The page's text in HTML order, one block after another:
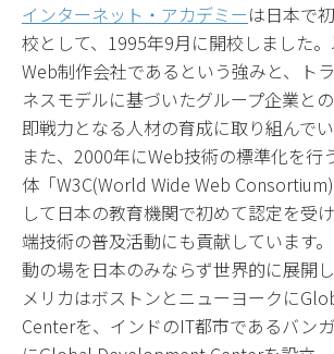
インターネット・アカデミーは日本で
校として、1995年9月に開校しました
Web制作会社であるという強みと、ト
ネスモデルに基づいたグループ企業との
即戦力となる人材の育成に取り組んでい
また、2000年にWeb技術の標準化を行
体「W3C(World Wide Web
して日本の教育機関で初めて認定を受
端技術の普及活動にも貢献しています
動の場を日本のみならず世界的に展開
メリカはボストンとニューヨークに
Centerを、インドのIT都市であるバン